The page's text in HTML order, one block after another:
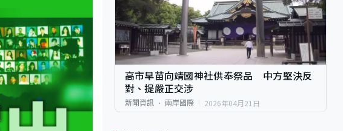
高市早苗向靖國神社供奉祭品 中方堅決反
對、提嚴正交涉
新聞資訊 兩岸國際 2026年04月21日